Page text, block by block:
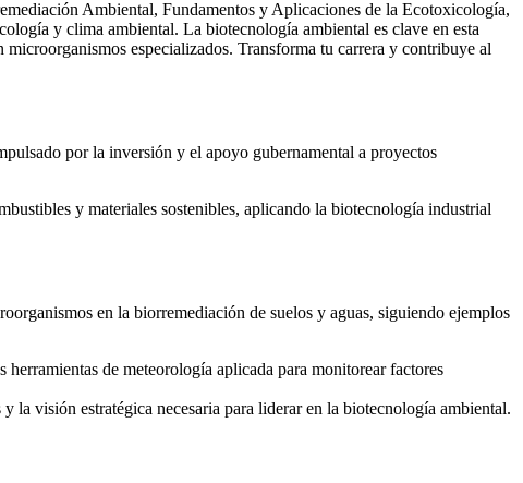
Ambiental, Fundamentos y Aplicaciones de la Ecotoxicología,
y clima ambiental. La biotecnología ambiental es clave en esta
especializados. Transforma tu carrera y contribuye al
por la inversión y el apoyo gubernamental a proyectos
y materiales sostenibles, aplicando la biotecnología industrial
en la biorremediación de suelos y aguas, siguiendo ejemplos
de meteorología aplicada para monitorear factores
la visión estratégica necesaria para liderar en la biotecnología ambiental.